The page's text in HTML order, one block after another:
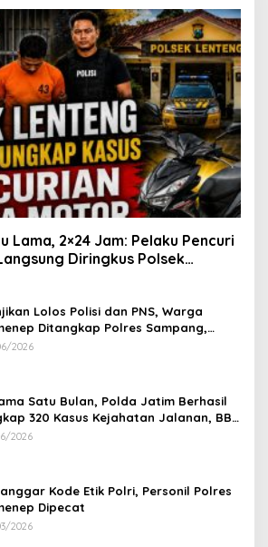
Lama, 2×24 Jam: Pelaku Pencuri
Diringkus Polsek
Manding
Lolos Polisi dan PNS, Warga
Ditangkap Polres Sampang,
Rugi Rp 600 juta
2026
Satu Bulan, Polda Jatim Berhasil
320 Kasus Kejahatan Jalanan, BB
Sepeda Motor dan 12 Mobil Diamankan
2026
Kode Etik Polri, Personil Polres
Dipecat
2026